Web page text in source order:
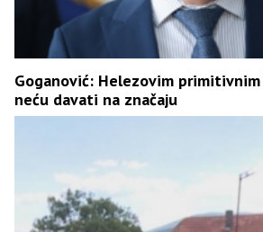
Goganović: Helezovim
neću davati na značaju